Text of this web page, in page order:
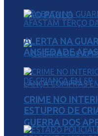
SÃO PAULO
GUERRA DOS
ALERTA NA
ANSIEDADE
CRIME NO
ESTUPRO DE